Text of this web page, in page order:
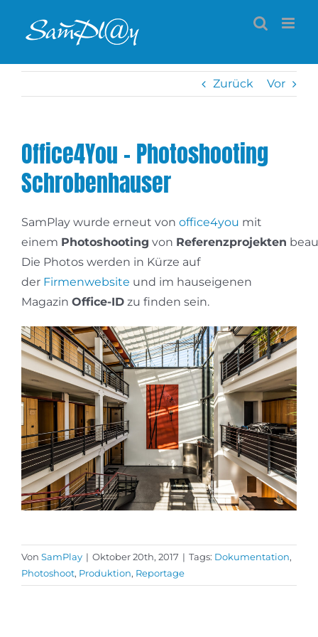
Inhalt
Zurück Vor
Office4You – Photoshooting
Schrobenhauser
SamPlay wurde erneut von office4you mit
einem Photoshooting von Referenzprojekten
Die Photos werden in Kürze auf
der Firmenwebsite und im hauseigenen
Magazin Office-ID zu finden sein.
Von SamPlay | Oktober 20th, 2017 | Tags: Dokumentation,
Photoshoot, Produktion, Reportage